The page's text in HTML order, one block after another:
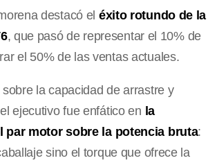
destacó el éxito rotundo de la
, que pasó de representar el 10% de
el 50% de las ventas actuales.
la capacidad de arrastre y
ejecutivo fue enfático en la
par motor sobre la potencia bruta:
sino el torque que ofrece la